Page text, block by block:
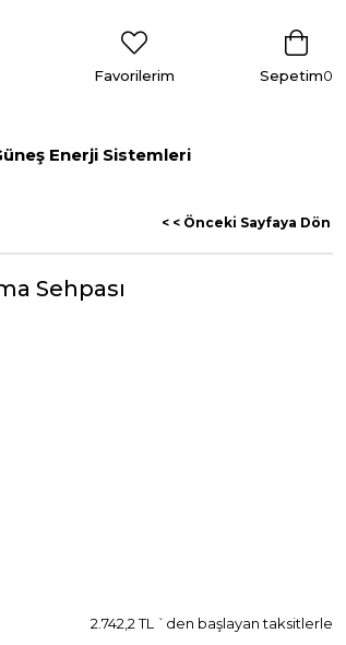
Sepetim0
Favorilerim
Enerji Sistemleri
< < Önceki Sayfaya Dön
Sehpası
2.742,2 TL `den başlayan taksitlerle